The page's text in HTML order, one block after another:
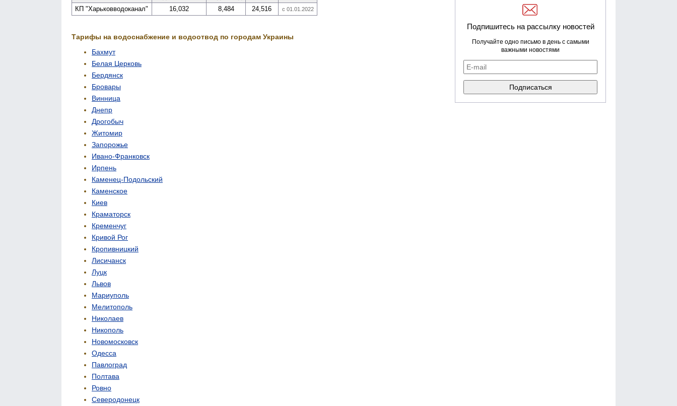
КП "Харьков­водоканал"
16,032 8,484 24,516 с 01.01.2022
Тарифы на водоснабжение и водоотвод по городам Украины
Бахмут
Белая Церковь
Бердянск
Бровары
Винница
Днепр
Дрогобыч
Житомир
Запорожье
Ивано-Франковск
Ирпень
Каменец-Подольский
Каменское
Киев
Краматорск
Кременчуг
Кривой Рог
Кропивницкий
Лисичанск
Луцк
Львов
Мариуполь
Мелитополь
Николаев
Никополь
Новомосковск
Одесса
Павлоград
Полтава
Ровно
Северодонецк
Подпишитесь на рассылку новостей
Получайте одно письмо в день с самыми
важными новостями